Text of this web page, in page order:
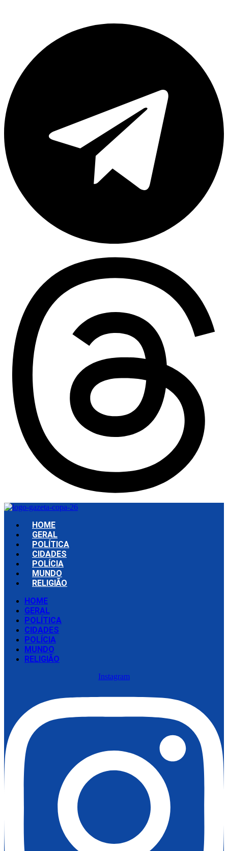
HOME
GERAL
POLÍTICA
CIDADES
POLÍCIA
MUNDO
RELIGIÃO
HOME
GERAL
POLÍTICA
CIDADES
POLÍCIA
MUNDO
RELIGIÃO
Instagram